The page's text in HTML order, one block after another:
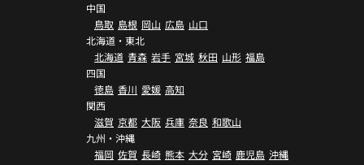
中国
鳥取 島根 岡山 広島 山口
北海道・東北
北海道 青森 岩手 宮城 秋田 山形 福島
四国
徳島 香川 愛媛 高知
関西
滋賀 京都 大阪 兵庫 奈良 和歌山
九州・沖縄
福岡 佐賀 長崎 熊本 大分 宮崎 鹿児島 沖縄